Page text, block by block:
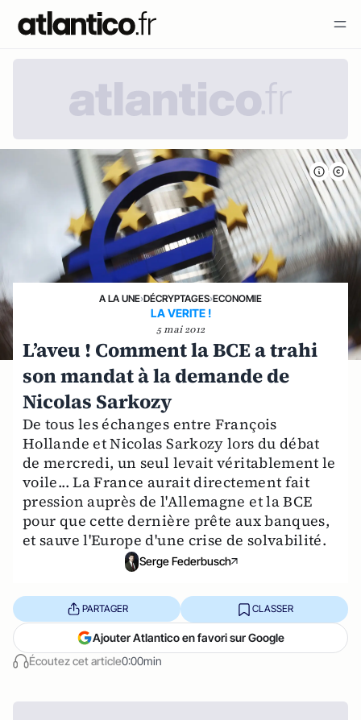
A LA UNE›DÉCRYPTAGES›ECONOMIE
LA VERITE !
5 mai 2012
L’aveu ! Comment la BCE a trahi
son mandat à la demande de
Nicolas Sarkozy
De tous les échanges entre François
Hollande et Nicolas Sarkozy lors du débat
de mercredi, un seul levait véritablement le
voile... La France aurait directement fait
pression auprès de l'Allemagne et la BCE
pour que cette dernière prête aux banques,
et sauve l'Europe d'une crise de solvabilité.
Serge Federbusch
Écoutez cet article0:00min
PARTAGER CLASSER
Ajouter Atlantico en favori sur Google